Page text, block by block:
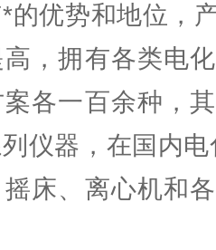
的优势和地位，
，拥有各类电
各一百余种，
仪器，在国内
床、离心机和